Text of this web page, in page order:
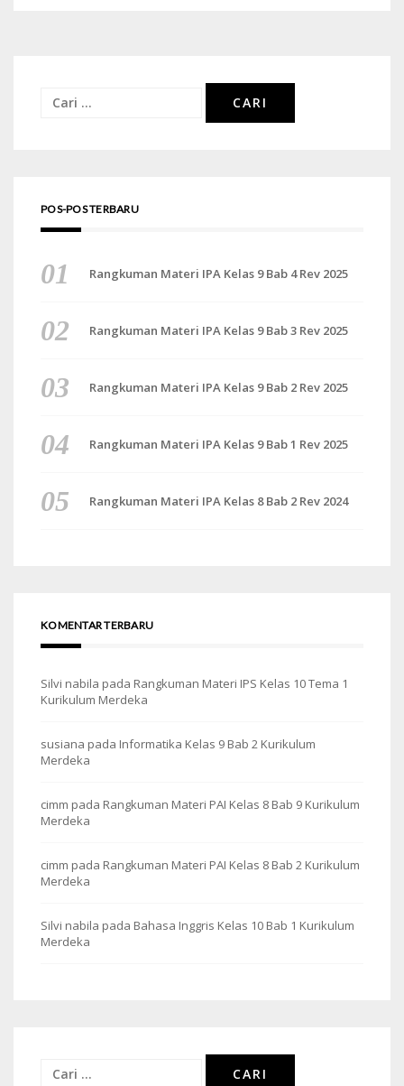
Cari
POS-POS TERBARU
Rangkuman Materi IPA Kelas 9 Bab 4 Rev 2025
Rangkuman Materi IPA Kelas 9 Bab 3 Rev 2025
Rangkuman Materi IPA Kelas 9 Bab 2 Rev 2025
Rangkuman Materi IPA Kelas 9 Bab 1 Rev 2025
Rangkuman Materi IPA Kelas 8 Bab 2 Rev 2024
KOMENTAR TERBARU
Silvi nabila pada Rangkuman Materi IPS Kelas 10 Tema 1
Kurikulum Merdeka
susiana pada Informatika Kelas 9 Bab 2 Kurikulum
Merdeka
cimm pada Rangkuman Materi PAI Kelas 8 Bab 9 Kurikulum
Merdeka
cimm pada Rangkuman Materi PAI Kelas 8 Bab 2 Kurikulum
Merdeka
Silvi nabila pada Bahasa Inggris Kelas 10 Bab 1 Kurikulum
Merdeka
Cari